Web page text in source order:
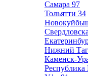
Самара 97
Тольятти 34
Нижний
Каменск-
Республика